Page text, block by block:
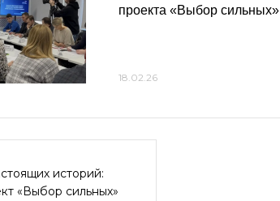
проекта «Выбор сильных»
18.02.26
историй:
«Выбор сильных»